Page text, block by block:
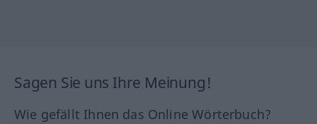
Sagen Sie uns Ihre Meinung!
Wie gefällt Ihnen das Online Wörterbuch?